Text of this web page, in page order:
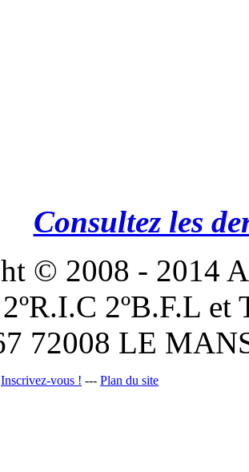
Consultez les
© 2008 - 2014
2ºB.F.L
72008 LE
Inscrivez-vous ! --- Plan du site